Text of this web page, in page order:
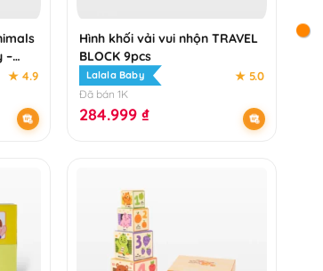
–
toàn
★ 4.9
Hình khối vải vui nhộn TRAVEL
BLOCK 9pcs
Lalala Baby ★ 5.0
Đã bán 1K
284.999 ₫